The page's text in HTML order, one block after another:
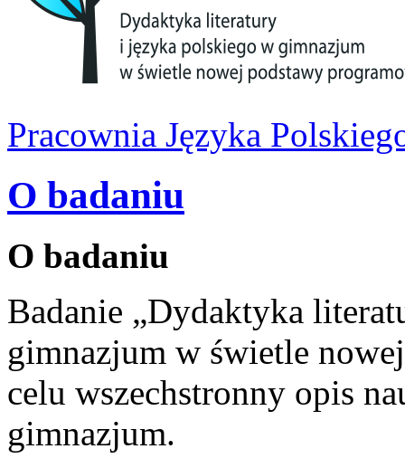
Pracownia Języka
O badaniu
O badaniu
Badanie „Dydaktyka
gimnazjum w świetle
celu wszechstronny opis
gimnazjum.